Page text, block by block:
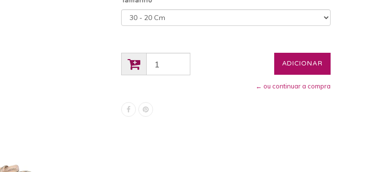
← ou continuar a compra